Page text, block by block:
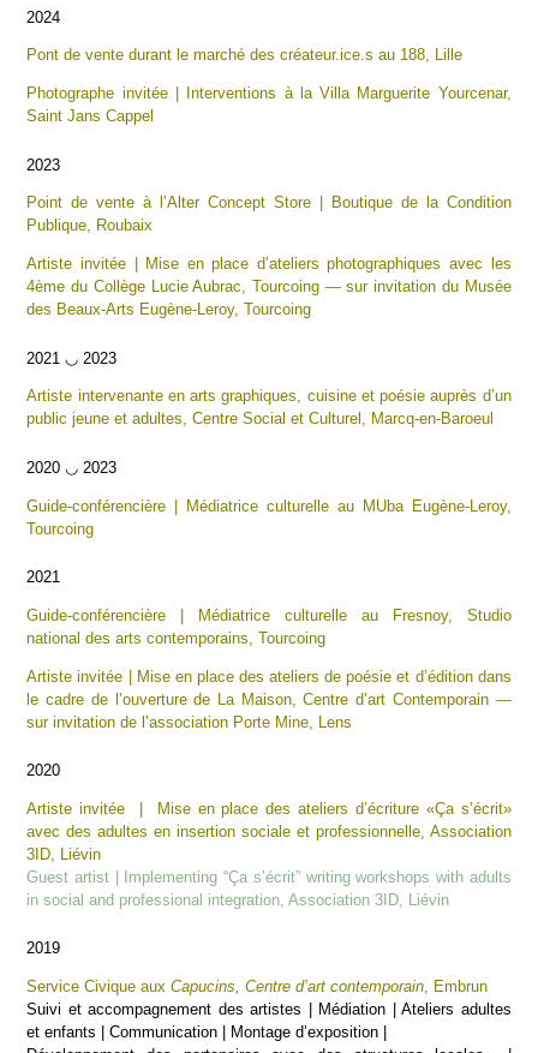
2024
Pont de vente durant le marché des créateur.ice.s au 188, Lille
Photographe invitée | Interventions à la Villa Marguerite Yourcenar,
Saint Jans Cappel
2023
Point de vente à l’Alter Concept Store | Boutique de la Condition
Publique, Roubaix
Artiste invitée | Mise en place d’ateliers photographiques avec les
4ème du Collège Lucie Aubrac, Tourcoing — sur invitation du Musée
des Beaux-Arts Eugène-Leroy, Tourcoing
2021 ◡ 2023
Artiste intervenante en arts graphiques, cuisine et poésie auprès d’un
public jeune et adultes, Centre Social et Culturel, Marcq-en-Baroeul
2020 ◡ 2023
Guide-conférencière | Médiatrice culturelle au MUba Eugène-Leroy,
Tourcoing
2021
Guide-conférencière | Médiatrice culturelle au Fresnoy, Studio
national des arts contemporains, Tourcoing
Artiste invitée | Mise en place des ateliers de poésie et d’édition dans
le cadre de l’ouverture de La Maison, Centre d’art Contemporain —
sur invitation de l’association Porte Mine, Lens
2020
Artiste invitée | Mise en place des ateliers d’écriture «Ça s’écrit»
avec des adultes en insertion sociale et professionnelle, Association
3ID, Liévin
Guest artist | Implementing “Ça s’écrit” writing workshops with adults
in social and professional integration, Association 3ID, Liévin
2019
Service Civique auxCapucins, Centre d’art contemporain , Embrun
Suivi et accompagnement des artistes | Médiation | Ateliers adultes
et enfants | Communication | Montage d’exposition |